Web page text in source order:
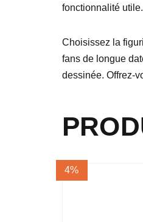
fonctionnalité
Choisissez la
fans de longue
dessinée. Offrez-
4%